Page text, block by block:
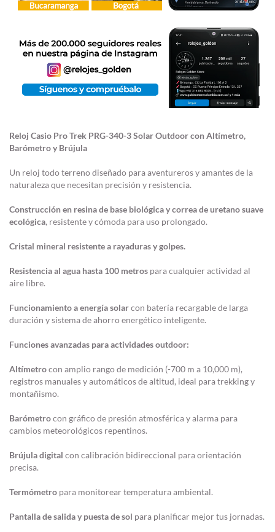
Reloj Casio Pro Trek PRG-340-3 Solar Outdoor con Altímetro,
Barómetro y Brújula
Un reloj todo terreno diseñado para aventureros y amantes de la
naturaleza que necesitan precisión y resistencia.
Construcción en resina de base biológica y correa de uretano suave
ecológica, resistente y cómoda para uso prolongado.
Cristal mineral resistente a rayaduras y golpes.
Resistencia al agua hasta 100 metros para cualquier actividad al
aire libre.
Funcionamiento a energía solarcon batería recargable de larga
duración y sistema de ahorro energético inteligente.
Funciones avanzadas para actividades outdoor:
Altímetrocon amplio rango de medición (-700 m a 10,000 m),
registros manuales y automáticos de altitud, ideal para trekking y
montañismo.
Barómetrocon gráfico de presión atmosférica y alarma para
cambios meteorológicos repentinos.
Brújula digital con calibración bidireccional para orientación
precisa.
Termómetro para monitorear temperatura ambiental.
Pantalla de salida y puesta de sol para planificar mejor tus jornadas.